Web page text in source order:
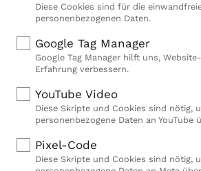
(MVZ),
Diese Cookies sind für die
personenbezogenen Daten.
Google Tag Manager
Google Tag Manager hilft uns,
Erfahrung verbessern.
YouTube Video
Diese Skripte und Cookies sind nötig,
personenbezogene Daten an YouTube
Pixel-Code
Diese Skripte und Cookies sind nötig,